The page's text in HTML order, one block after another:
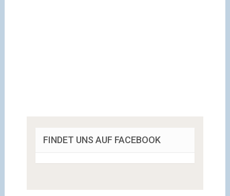
FINDET UNS AUF FACEBOOK